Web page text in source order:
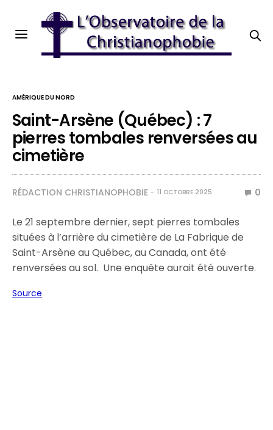
AMÉRIQUE DU NORD
Saint-Arsène (Québec) : 7
pierres tombales renversées au
cimetière
RÉDACTION CHRISTIANOPHOBIE 11 OCTOBRE 2025 0
Le 21 septembre dernier, sept pierres tombales
situées à l’arrière du cimetière de La Fabrique de
Saint-Arsène au Québec, au Canada, ont été
renversées au sol. Une enquête aurait été ouverte.
Source